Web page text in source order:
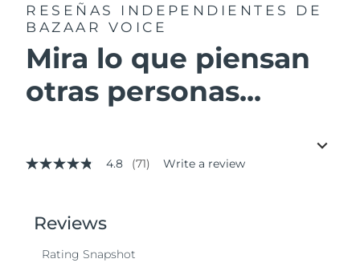
RESEÑAS INDEPENDIENTES
DE
BAZAAR VOICE
Mira lo que piensan
otras personas...
4.8
stars,
average
value.
4.8 (71) Write a review